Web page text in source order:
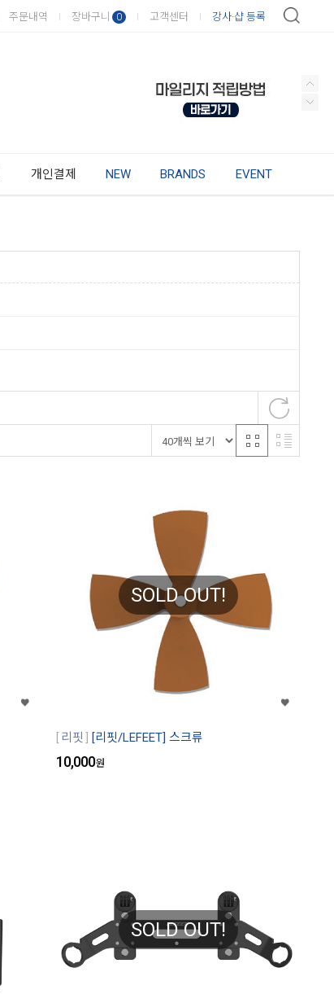
주문내역 장바구니 0 고객센터 강사·샵 등록
개인결제 NEW BRANDS EVENT
SOLD OUT!
리핏 [리핏/LEFEET] 스크류
10,000원
SOLD OUT!